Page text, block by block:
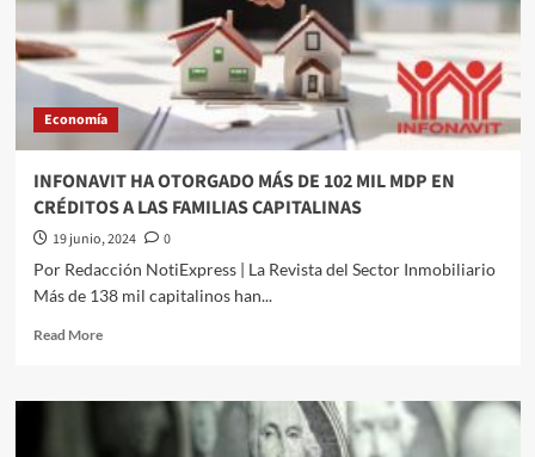
Economía
INFONAVIT HA OTORGADO MÁS DE 102 MIL MDP EN
CRÉDITOS A LAS FAMILIAS CAPITALINAS
19 junio, 2024
0
Por Redacción NotiExpress | La Revista del Sector Inmobiliario
Más de 138 mil capitalinos han...
Read MoreRead
INFONAVIT